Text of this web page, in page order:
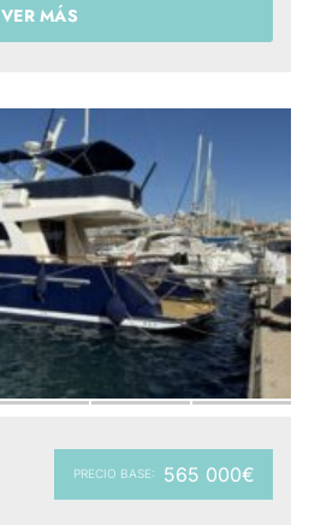
VER MÁS
PRECIO BASE: 565 000€